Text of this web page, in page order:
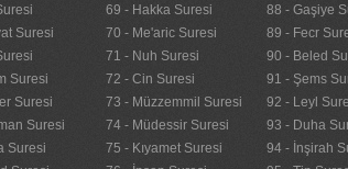
Suresi
Suresi
Suresi
Suresi
Suresi
69 - Hakka Suresi
70 - Me'aric Suresi
71 - Nuh Suresi
72 - Cin Suresi
73 - Müzzemmil Suresi
74 - Müdessir Suresi
75 - Kıyamet Suresi
88 - Gaşiye
89 - Fecr
90 - Beled
91 - Şems
92 - Leyl
93 - Duha
94 - İnşirah